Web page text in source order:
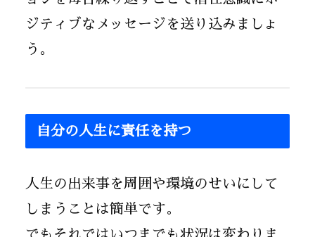
ジティブなメッセージを送り込みましょ
う。
自分の人生に責任を持つ
人生の出来事を周囲や環境のせいにして
しまうことは簡単です。